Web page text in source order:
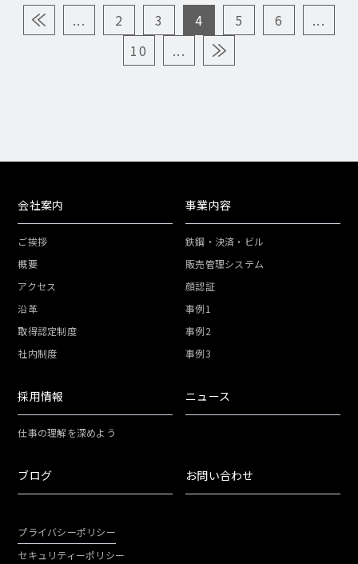
... 2 3 4 5 6
...
10
...
会社案内
ご挨拶
概要
アクセス
沿革
取得認定制度
社内制度
事業内容
鉄鋼・決済・ビル
販売管理システム
顔認証
事例1
事例2
事例3
採用情報
仕事の理解を深めよう
ニュース
ブログ お問い合わせ
プライバシーポリシー
セキュリティーポリシー